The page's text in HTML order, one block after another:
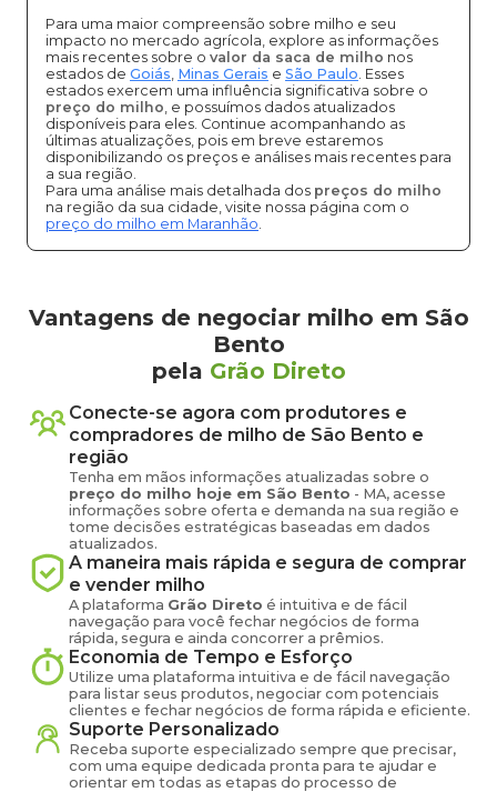
Para uma maior compreensão sobre milho e seu
impacto no mercado agrícola, explore as informações
mais recentes sobre o valor da saca de milho nos
estados de Goiás, Minas Gerais e São Paulo. Esses
estados exercem uma influência significativa sobre o
preço do milho, e possuímos dados atualizados
disponíveis para eles. Continue acompanhando as
últimas atualizações, pois em breve estaremos
disponibilizando os preços e análises mais recentes para
a sua região.
Para uma análise mais detalhada dos preços do milho
na região da sua cidade, visite nossa página com o
preço do milho em Maranhão.
Vantagens de negociar milho em São
Bento
pela Grão Direto
Conecte-se agora com produtores e
compradores de milho de São Bento e
região
Tenha em mãos informações atualizadas sobre o
preço do milho hoje em São Bento - MA, acesse
informações sobre oferta e demanda na sua região e
tome decisões estratégicas baseadas em dados
atualizados.
A maneira mais rápida e segura de comprar
e vender milho
A plataforma Grão Direto é intuitiva e de fácil
navegação para você fechar negócios de forma
rápida, segura e ainda concorrer a prêmios.
Economia de Tempo e Esforço
Utilize uma plataforma intuitiva e de fácil navegação
para listar seus produtos, negociar com potenciais
clientes e fechar negócios de forma rápida e eficiente.
Suporte Personalizado
Receba suporte especializado sempre que precisar,
com uma equipe dedicada pronta para te ajudar e
orientar em todas as etapas do processo de